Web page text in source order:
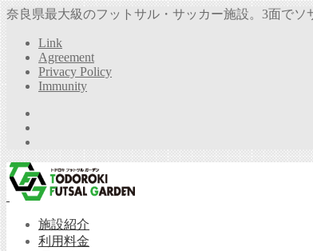
奈良県最大級のフットサル・サッカー施設。3面でソ
Link
Agreement
Privacy Policy
Immunity
施設紹介
利用料金